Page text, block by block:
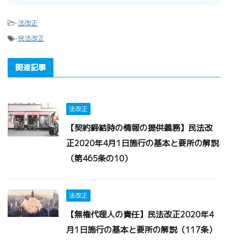
-法改正
-民法改正
関連記事
法改正
【契約締結時の情報の提供義務】民法改
正2020年4月1日施行の基本と要所の解説
（第465条の10）
法改正
【無権代理人の責任】民法改正2020年4
月1日施行の基本と要所の解説（117条）